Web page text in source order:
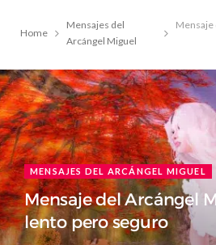
Home
Mensajes del
Arcángel Miguel
MENSAJES DEL ARCÁNGEL MIGUEL
Mensaje del Arcángel
lento pero seguro